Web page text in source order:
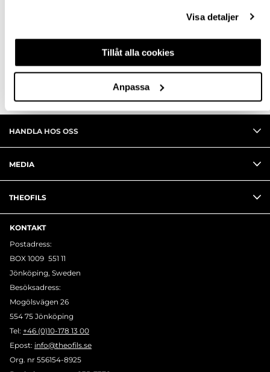
Visa detaljer
Tillåt alla cookies
Anpassa
HANDLA HOS OSS
MEDIA
THEOFILS
KONTAKT
Postadress:
BOX 1009 551 11
Jönköping, Sweden
Besöksadress:
Mogölsvägen 26
554 75 Jönköping
Tel: +46 (0)10-178 13 00
Epost: info@theofils.se
Org. nr 556154-8925